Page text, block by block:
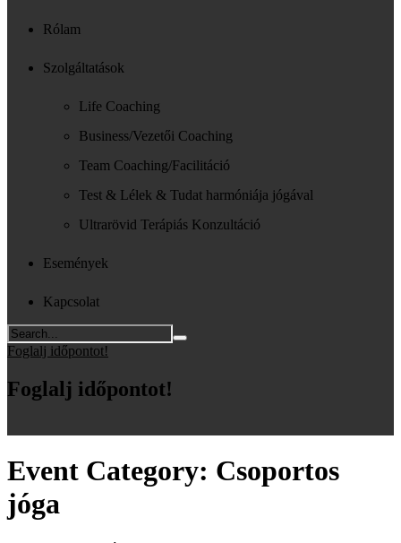
Rólam
Szolgáltatások
Life Coaching
Business/Vezetői Coaching
Team Coaching/Facilitáció
Test & Lélek & Tudat harmóniája jógával
Ultrarövid Terápiás Konzultáció
Események
Kapcsolat
Foglalj időpontot!
Foglalj időpontot!
Event Category: Csoportos
jóga